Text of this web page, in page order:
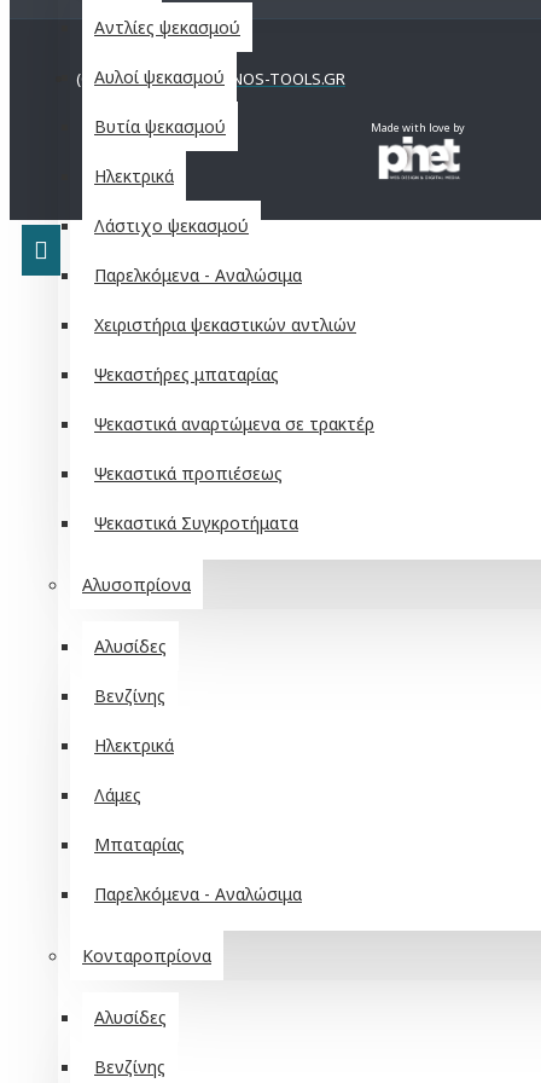
Αντλίες ψεκασμού
Αυλοί ψεκασμού
Βυτία ψεκασμού
Ηλεκτρικά
Λάστιχο ψεκασμού
Παρελκόμενα - Αναλώσιμα
Χειριστήρια ψεκαστικών αντλιών
Ψεκαστήρες μπαταρίας
Ψεκαστικά αναρτώμενα σε τρακτέρ
Ψεκαστικά προπιέσεως
Ψεκαστικά Συγκροτήματα
Αλυσοπρίονα
Αλυσίδες
Βενζίνης
Ηλεκτρικά
Λάμες
Μπαταρίας
Παρελκόμενα - Αναλώσιμα
Κονταροπρίονα
Αλυσίδες
Βενζίνης
(C)2021 KOUTROUMANOS-TOOLS.GR
Made with love by